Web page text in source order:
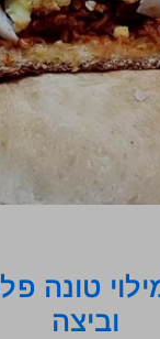
טונה
וביצה